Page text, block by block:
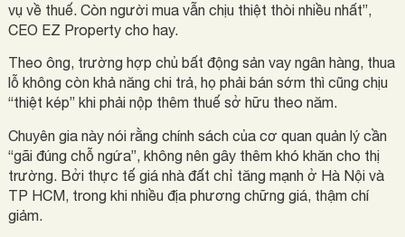
vụ về thuế. Còn người mua vẫn chịu thiệt thòi nhiều nhất”,
CEO EZ Property cho hay.
Theo ông, trường hợp chủ bất động sản vay ngân hàng, thua
lỗ không còn khả năng chi trả, họ phải bán sớm thì cũng chịu
“thiệt kép” khi phải nộp thêm thuế sở hữu theo năm.
Chuyên gia này nói rằng chính sách của cơ quan quản lý cần
“gãi đúng chỗ ngứa”, không nên gây thêm khó khăn cho thị
trường. Bởi thực tế giá nhà đất chỉ tăng mạnh ở Hà Nội và
TP HCM, trong khi nhiều địa phương chững giá, thậm chí
giảm.